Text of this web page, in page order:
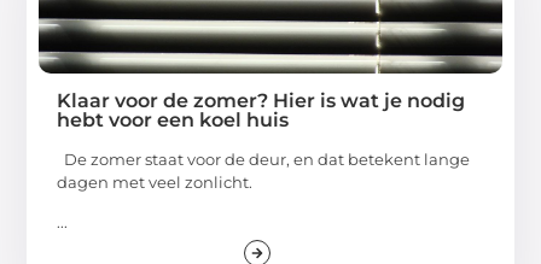
Klaar voor de zomer? Hier is wat je nodig
hebt voor een koel huis
De zomer staat voor de deur, en dat betekent lange
dagen met veel zonlicht.
...